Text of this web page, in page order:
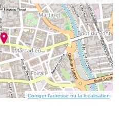
Corriger l’adresse ou la localisation